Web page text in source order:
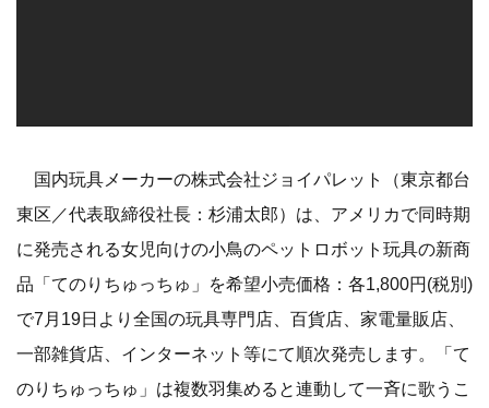
国内玩具メーカーの株式会社ジョイパレット（東京都台
東区／代表取締役社長：杉浦太郎）は、アメリカで同時期
に発売される女児向けの小鳥のペットロボット玩具の新商
品「てのりちゅっちゅ」を希望小売価格：各1,800円(税別)
で7月19日より全国の玩具専門店、百貨店、家電量販店、
一部雑貨店、インターネット等にて順次発売します。「て
のりちゅっちゅ」は複数羽集めると連動して一斉に歌うこ